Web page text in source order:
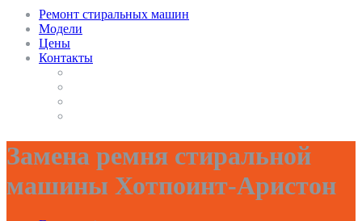
Ремонт стиральных машин
Модели
Цены
Контакты
Замена ремня стиральной
машины Хотпоинт-Аристон